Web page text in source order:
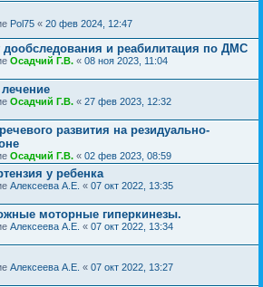
Pol75 « 20 фев 2024, 12:47
дообследования и реабилитация по ДМС
Осадчий Г.В. « 08 ноя 2023, 11:04
Осадчий Г.В. « 27 фев 2023, 12:32
развития на резидуально-
Осадчий Г.В. « 02 фев 2023, 08:59
у ребенка
Алексеева А.Е. « 07 окт 2022, 13:35
моторные гиперкинезы.
Алексеева А.Е. « 07 окт 2022, 13:34
Алексеева А.Е. « 07 окт 2022, 13:27